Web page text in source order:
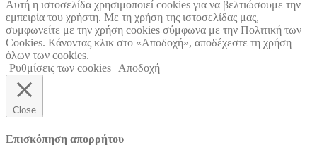
Αυτή η ιστοσελίδα χρησιμοποιεί cookies για να βελτιώσουμε την
εμπειρία του χρήστη. Με τη χρήση της ιστοσελίδας μας,
συμφωνείτε με την χρήση cookies σύμφωνα με την Πολιτική των
Cookies. Κάνοντας κλικ στο «Αποδοχή», αποδέχεστε τη χρήση
όλων των cookies.
Ρυθμίσεις των cookies Αποδοχή
Close
Επισκόπηση απορρήτου